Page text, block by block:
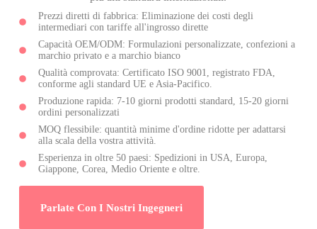
Prezzi diretti di fabbrica: Eliminazione dei costi degli
intermediari con tariffe all'ingrosso dirette
Capacità OEM/ODM: Formulazioni personalizzate, confezioni a
marchio privato e a marchio bianco
Qualità comprovata: Certificato ISO 9001, registrato FDA,
conforme agli standard UE e Asia-Pacifico.
Produzione rapida: 7-10 giorni prodotti standard, 15-20 giorni
ordini personalizzati
MOQ flessibile: quantità minime d'ordine ridotte per adattarsi
alla scala della vostra attività.
Esperienza in oltre 50 paesi: Spedizioni in USA, Europa,
Giappone, Corea, Medio Oriente e oltre.
Parlate Con I Nostri Ingegneri